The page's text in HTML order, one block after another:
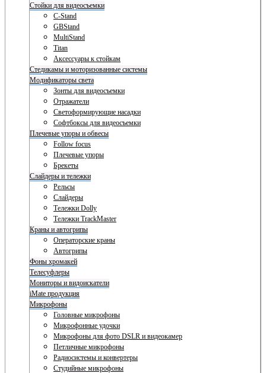
Стойки для видеосъемки
C-Stand
GBStand
MultiStand
Titan
Аксессуары к стойкам
Стедикамы и моторизованные системы
Модификаторы света
Зонты для видеосъемки
Отражатели
Светоформирующие насадки
Софтбоксы для видеосъемки
Плечевые упоры и обвесы
Follow focus
Плечевые упоры
Брекеты
Слайдеры и тележки
Рельсы
Слайдеры
Тележки Dolly
Тележки TrackMaster
Краны и автогрипы
Операторские краны
Автогрипы
Фоны хромакей
Телесуфлеры
Мониторы и видоискатели
iMate продукция
Микрофоны
Головные микрофоны
Микрофонные удочки
Микрофоны для фото DSLR и видеокамер
Петличные микрофоны
Радиосистемы и конвертеры
Студийные микрофоны